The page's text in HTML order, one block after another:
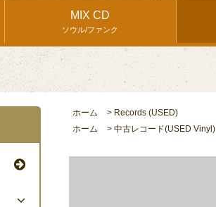
MIX CD
ソウル/ファンク
ホーム > Records (USED)
ホーム
> 中古レコード(USED Vinyl)